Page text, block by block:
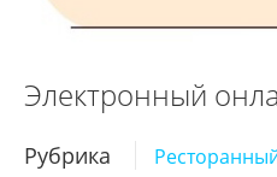
Электронный
Рубрика